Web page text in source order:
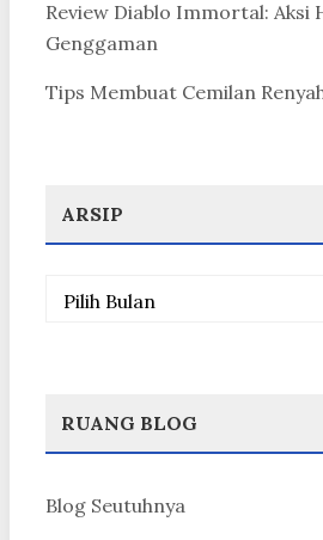
Review Diablo Immortal: Aksi
Genggaman
Tips Membuat Cemilan
ARSIP
Arsip
RUANG BLOG
Blog Seutuhnya